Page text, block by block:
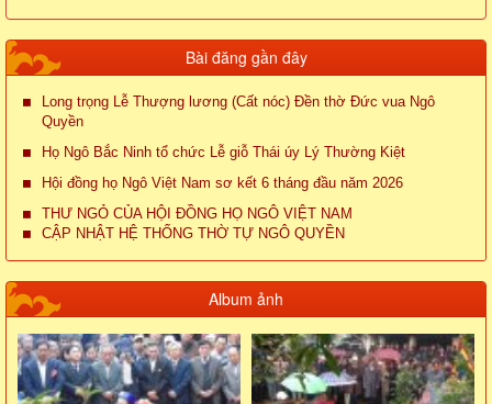
Bài đăng gần đây
Long trọng Lễ Thượng lương (Cất nóc) Đền thờ Đức vua Ngô
Quyền
Họ Ngô Bắc Ninh tổ chức Lễ giỗ Thái úy Lý Thường Kiệt
Hội đồng họ Ngô Việt Nam sơ kết 6 tháng đầu năm 2026
THƯ NGỎ CỦA HỘI ĐỒNG HỌ NGÔ VIỆT NAM
CẬP NHẬT HỆ THỐNG THỜ TỰ NGÔ QUYỀN
Album ảnh